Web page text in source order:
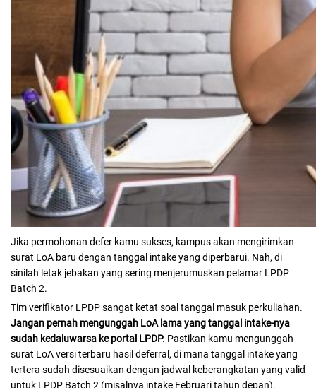
Jika permohonan defer kamu sukses, kampus akan mengirimkan
surat LoA baru dengan tanggal intake yang diperbarui. Nah, di
sinilah letak jebakan yang sering menjerumuskan pelamar LPDP
Batch 2.
Tim verifikator LPDP sangat ketat soal tanggal masuk perkuliahan.
Jangan pernah mengunggah LoA lama yang tanggal intake-nya
sudah kedaluwarsa ke portal LPDP. Pastikan kamu mengunggah
surat LoA versi terbaru hasil deferral, di mana tanggal intake yang
tertera sudah disesuaikan dengan jadwal keberangkatan yang valid
untuk LPDP Batch 2 (misalnya intake Februari tahun depan).